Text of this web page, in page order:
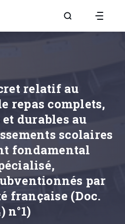
Aller à la page
relatif au
repas complets,
durables au
scolaires
fondamental
par
française (Doc.
n°1)